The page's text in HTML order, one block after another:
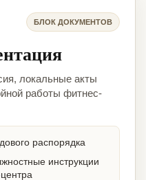
БЛОК ДОКУМЕНТОВ
локальные акты
работы фитнес-
распорядка
инструкции